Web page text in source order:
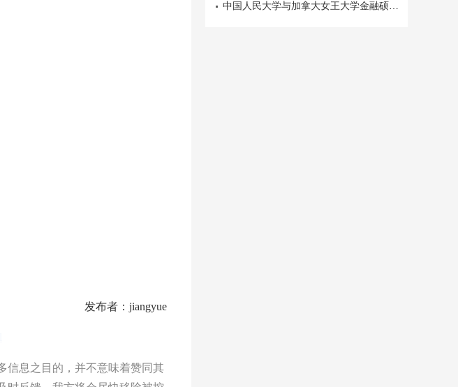
发布者：jiangyue
息之目的，并不意味着赞同其
中国人民大学与加拿大女王大学金融硕士申请制入学